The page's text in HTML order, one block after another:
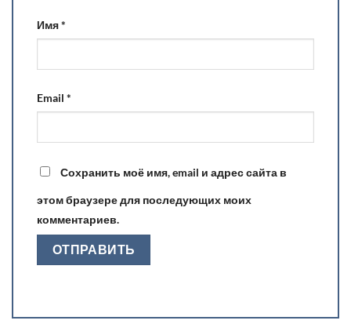
Имя*
Email *
Сохранить моё имя, email и адрес сайта в
этом браузере для последующих моих
комментариев.